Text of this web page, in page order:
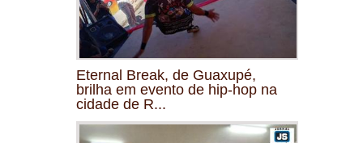
Eternal Break, de Guaxupé,
brilha em evento de hip-hop na
cidade de R...